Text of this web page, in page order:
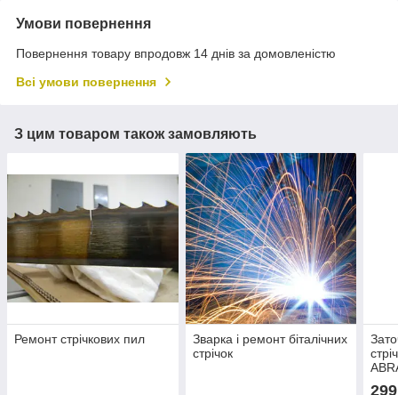
Умови повернення
Повернення товару впродовж 14 днів за домовленістю
Всі умови повернення
З цим товаром також замовляють
Ремонт стрічкових пил
Зварка і ремонт біталічних
стрічок